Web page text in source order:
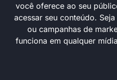
você oferece ao seu
acessar seu conteúdo.
ou campanhas de
funciona em qualquer